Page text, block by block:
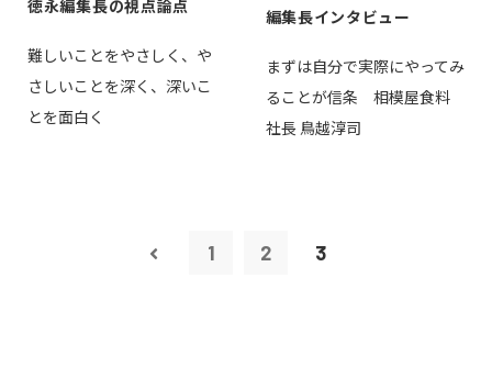
徳永編集長の視点論点
難しいことをやさしく、や
さしいことを深く、深いこ
とを面白く
編集長インタビュー
まずは自分で実際にやってみ
ることが信条 相模屋食料
社長 鳥越淳司
1 2 3